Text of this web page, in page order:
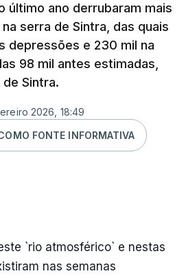
último ano derrubaram mais
serra de Sintra, das quais
depressões e 230 mil na
98 mil antes estimadas,
de Sintra.
2026, 18:49
FONTE INFORMATIVA
`rio atmosférico` e nestas
nas semanas